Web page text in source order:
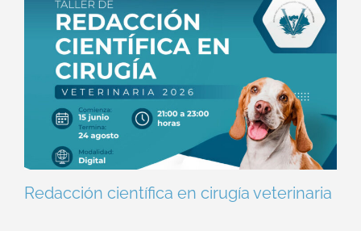
Redacción científica en cirugía veterinaria